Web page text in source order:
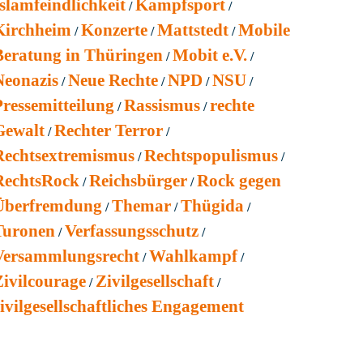
Kampfsport
Konzerte Mattstedt Mobile
in Thüringen Mobit e.V.
Neue Rechte NPD NSU
Rassismus rechte
Rechter Terror
Rechtspopulismus
Reichsbürger Rock gegen
Themar Thügida
Verfassungsschutz
Wahlkampf
Zivilgesellschaft
Engagement